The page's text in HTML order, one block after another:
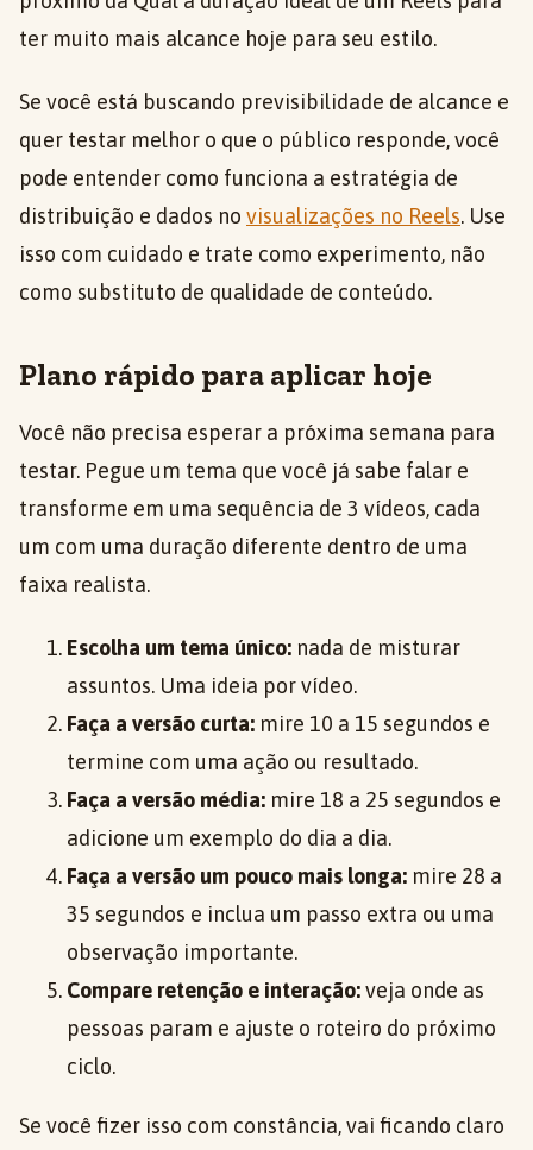
ter muito mais alcance hoje para seu estilo.
Se você está buscando previsibilidade de alcance e
quer testar melhor o que o público responde, você
pode entender como funciona a estratégia de
distribuição e dados no visualizações no Reels. Use
isso com cuidado e trate como experimento, não
como substituto de qualidade de conteúdo.
Plano rápido para aplicar hoje
Você não precisa esperar a próxima semana para
testar. Pegue um tema que você já sabe falar e
transforme em uma sequência de 3 vídeos, cada
um com uma duração diferente dentro de uma
faixa realista.
Escolha um tema único: nada de misturar
assuntos. Uma ideia por vídeo.
Faça a versão curta: mire 10 a 15 segundos e
termine com uma ação ou resultado.
Faça a versão média: mire 18 a 25 segundos e
adicione um exemplo do dia a dia.
Faça a versão um pouco mais longa: mire 28 a
35 segundos e inclua um passo extra ou uma
observação importante.
Compare retenção e interação:veja onde as
pessoas param e ajuste o roteiro do próximo
ciclo.
Se você fizer isso com constância, vai ficando claro